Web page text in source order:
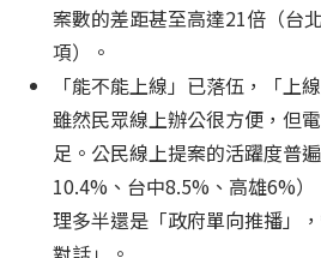
案數的差距甚至高達21倍（台
項）。
「能不能上線」已落伍，「上
雖然民眾線上辦公很方便，但
足。公民線上提案的活躍度普
10.4%、台中8.5%、高雄6%
理多半還是「政府單向推播」